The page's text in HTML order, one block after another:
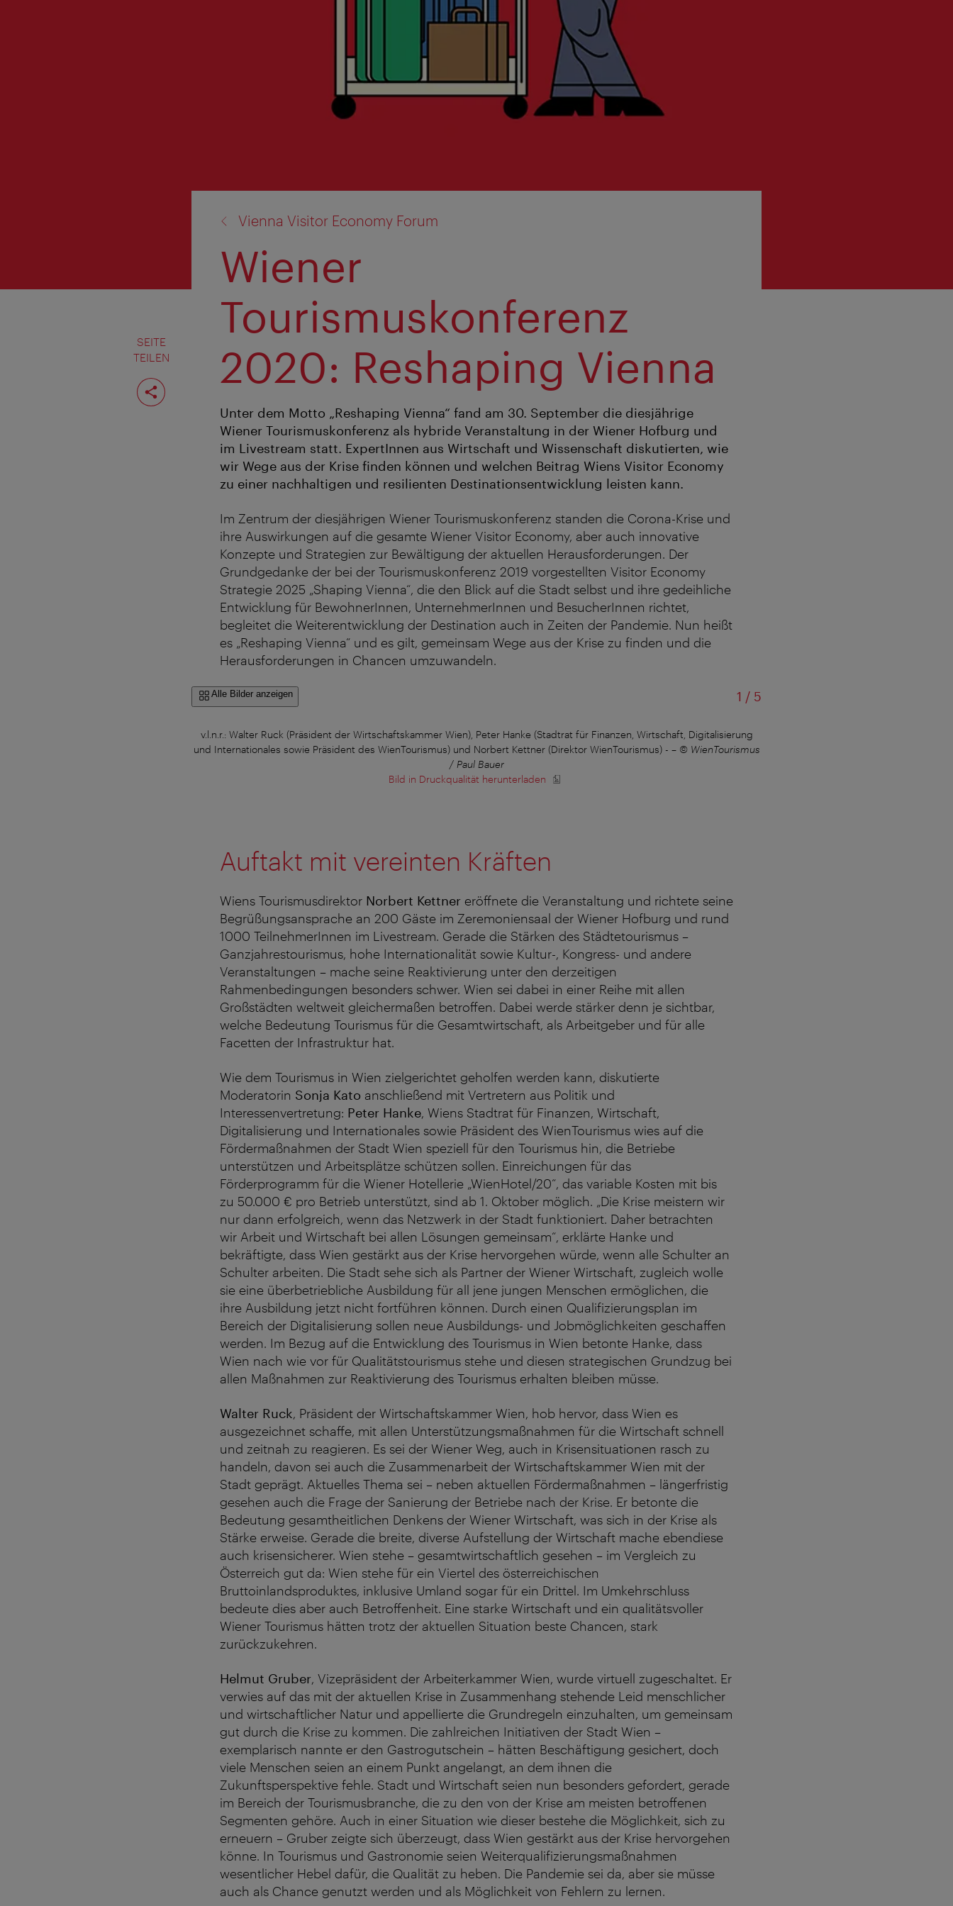
SEITE
TEILEN
Seite
teilen
Vienna Visitor Economy Forum
Wiener
Tourismuskonferenz
2020: Reshaping Vienna
Unter dem Motto „Reshaping Vienna“ fand am 30. September die diesjährige
Wiener Tourismuskonferenz als hybride Veranstaltung in der Wiener Hofburg und
im Livestream statt. ExpertInnen aus Wirtschaft und Wissenschaft diskutierten, wie
wir Wege aus der Krise finden können und welchen Beitrag Wiens Visitor Economy
zu einer nachhaltigen und resilienten Destinationsentwicklung leisten kann.
Im Zentrum der diesjährigen Wiener Tourismuskonferenz standen die Corona-Krise und
ihre Auswirkungen auf die gesamte Wiener Visitor Economy, aber auch innovative
Konzepte und Strategien zur Bewältigung der aktuellen Herausforderungen. Der
Grundgedanke der bei der Tourismuskonferenz 2019 vorgestellten Visitor Economy
Strategie 2025 „Shaping Vienna“, die den Blick auf die Stadt selbst und ihre gedeihliche
Entwicklung für BewohnerInnen, UnternehmerInnen und BesucherInnen richtet,
begleitet die Weiterentwicklung der Destination auch in Zeiten der Pandemie. Nun heißt
es „Reshaping Vienna“ und es gilt, gemeinsam Wege aus der Krise zu finden und die
Herausforderungen in Chancen umzuwandeln.
Alle Bilder anzeigen 1 /von
5
v.l.n.r.: Walter Ruck (Präsident der Wirtschaftskammer Wien), Peter Hanke (Stadtrat für Finanzen, Wirtschaft, Digitalisierung
und Internationales sowie Präsident des WienTourismus) und Norbert Kettner (Direktor WienTourismus) - – © WienTourismus
/ Paul Bauer
Bild in Druckqualität herunterladen
Auftakt mit vereinten Kräften
Wiens Tourismusdirektor Norbert Kettner eröffnete die Veranstaltung und richtete seine
Begrüßungsansprache an 200 Gäste im Zeremoniensaal der Wiener Hofburg und rund
1000 TeilnehmerInnen im Livestream. Gerade die Stärken des Städtetourismus –
Ganzjahrestourismus, hohe Internationalität sowie Kultur-, Kongress- und andere
Veranstaltungen – mache seine Reaktivierung unter den derzeitigen
Rahmenbedingungen besonders schwer. Wien sei dabei in einer Reihe mit allen
Großstädten weltweit gleichermaßen betroffen. Dabei werde stärker denn je sichtbar,
welche Bedeutung Tourismus für die Gesamtwirtschaft, als Arbeitgeber und für alle
Facetten der Infrastruktur hat.
Wie dem Tourismus in Wien zielgerichtet geholfen werden kann, diskutierte
Moderatorin Sonja Kato anschließend mit Vertretern aus Politik und
Interessenvertretung: Peter Hanke, Wiens Stadtrat für Finanzen, Wirtschaft,
Digitalisierung und Internationales sowie Präsident des WienTourismus wies auf die
Fördermaßnahmen der Stadt Wien speziell für den Tourismus hin, die Betriebe
unterstützen und Arbeitsplätze schützen sollen. Einreichungen für das
Förderprogramm für die Wiener Hotellerie „WienHotel/20“, das variable Kosten mit bis
zu 50.000 € pro Betrieb unterstützt, sind ab 1. Oktober möglich. „Die Krise meistern wir
nur dann erfolgreich, wenn das Netzwerk in der Stadt funktioniert. Daher betrachten
wir Arbeit und Wirtschaft bei allen Lösungen gemeinsam“, erklärte Hanke und
bekräftigte, dass Wien gestärkt aus der Krise hervorgehen würde, wenn alle Schulter an
Schulter arbeiten. Die Stadt sehe sich als Partner der Wiener Wirtschaft, zugleich wolle
sie eine überbetriebliche Ausbildung für all jene jungen Menschen ermöglichen, die
ihre Ausbildung jetzt nicht fortführen können. Durch einen Qualifizierungsplan im
Bereich der Digitalisierung sollen neue Ausbildungs- und Jobmöglichkeiten geschaffen
werden. Im Bezug auf die Entwicklung des Tourismus in Wien betonte Hanke, dass
Wien nach wie vor für Qualitätstourismus stehe und diesen strategischen Grundzug bei
allen Maßnahmen zur Reaktivierung des Tourismus erhalten bleiben müsse.
Walter Ruck, Präsident der Wirtschaftskammer Wien, hob hervor, dass Wien es
ausgezeichnet schaffe, mit allen Unterstützungsmaßnahmen für die Wirtschaft schnell
und zeitnah zu reagieren. Es sei der Wiener Weg, auch in Krisensituationen rasch zu
handeln, davon sei auch die Zusammenarbeit der Wirtschaftskammer Wien mit der
Stadt geprägt. Aktuelles Thema sei – neben aktuellen Fördermaßnahmen – längerfristig
gesehen auch die Frage der Sanierung der Betriebe nach der Krise. Er betonte die
Bedeutung gesamtheitlichen Denkens der Wiener Wirtschaft, was sich in der Krise als
Stärke erweise. Gerade die breite, diverse Aufstellung der Wirtschaft mache ebendiese
auch krisensicherer. Wien stehe – gesamtwirtschaftlich gesehen – im Vergleich zu
Österreich gut da: Wien stehe für ein Viertel des österreichischen
Bruttoinlandsproduktes, inklusive Umland sogar für ein Drittel. Im Umkehrschluss
bedeute dies aber auch Betroffenheit. Eine starke Wirtschaft und ein qualitätsvoller
Wiener Tourismus hätten trotz der aktuellen Situation beste Chancen, stark
zurückzukehren.
Helmut Gruber, Vizepräsident der Arbeiterkammer Wien, wurde virtuell zugeschaltet. Er
verwies auf das mit der aktuellen Krise in Zusammenhang stehende Leid menschlicher
und wirtschaftlicher Natur und appellierte die Grundregeln einzuhalten, um gemeinsam
gut durch die Krise zu kommen. Die zahlreichen Initiativen der Stadt Wien –
exemplarisch nannte er den Gastrogutschein – hätten Beschäftigung gesichert, doch
viele Menschen seien an einem Punkt angelangt, an dem ihnen die
Zukunftsperspektive fehle. Stadt und Wirtschaft seien nun besonders gefordert, gerade
im Bereich der Tourismusbranche, die zu den von der Krise am meisten betroffenen
Segmenten gehöre. Auch in einer Situation wie dieser bestehe die Möglichkeit, sich zu
erneuern – Gruber zeigte sich überzeugt, dass Wien gestärkt aus der Krise hervorgehen
könne. In Tourismus und Gastronomie seien Weiterqualifizierungsmaßnahmen
wesentlicher Hebel dafür, die Qualität zu heben. Die Pandemie sei da, aber sie müsse
auch als Chance genutzt werden und als Möglichkeit von Fehlern zu lernen.